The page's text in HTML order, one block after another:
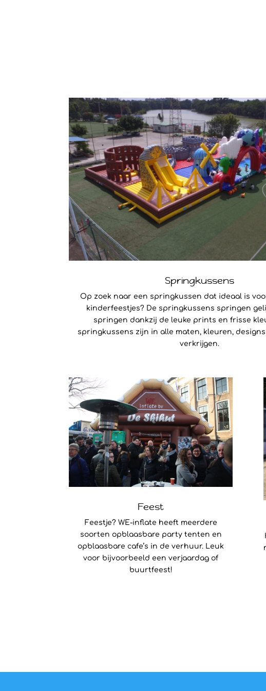
Springkussens
Op zoek naar een springkussen dat ideaal is
kinderfeestjes? De springkussens springen
springen dankzij de leuke prints en frisse
springkussens zijn in alle maten, kleuren,
verkrijgen.
Feest
Feestje? WE-inflate heeft meerdere
soorten opblaasbare party tenten en
opblaasbare cafe’s in de verhuur. Leuk
voor bijvoorbeeld een verjaardag of
buurtfeest!